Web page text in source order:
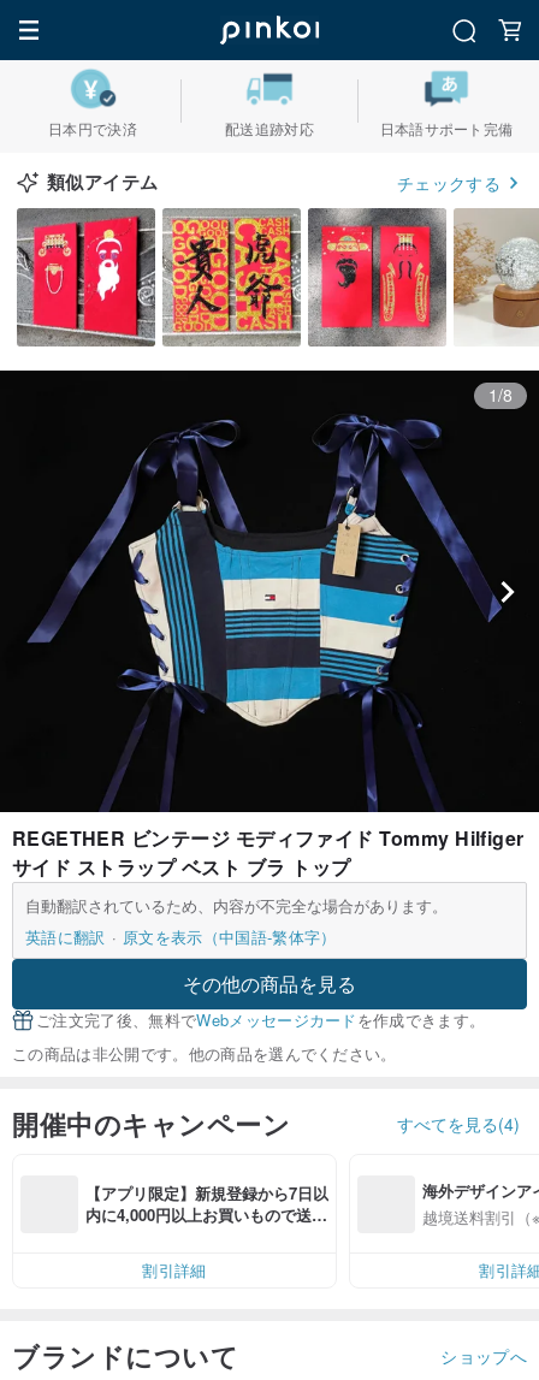
日本円で決済 配送追跡対応 日本語サポート完備
類似アイテム チェックする
1/8
REGETHER ビンテージ モディファイド Tommy Hilfiger
サイド ストラップ ベスト ブラ トップ
自動翻訳されているため、内容が不完全な場合があります。
英語に翻訳
原文を表示（中国語-繁体字）
その他の商品を見る
ご注文完了後、無料でWebメッセージカードを作成できます。
この商品は非公開です。他の商品を選んでください。
開催中のキャンペーン すべてを見る(4)
【アプリ限定】新規登録から7日以
内に4,000円以上お買いもので送料
割引詳細
海外デザインア
入
越境送料割引（
割引詳
ブランドについて ショップへ